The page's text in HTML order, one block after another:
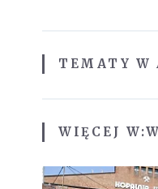
TEMATY W
WIĘCEJ W: